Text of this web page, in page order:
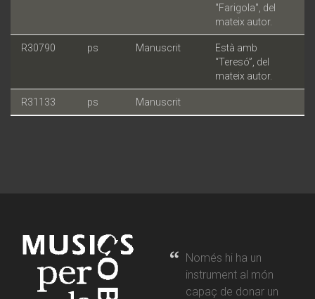
"Farigola", del
mateix autor.
R30790 ps Manuscrit
Està amb
“Teresó”, del
mateix autor.
R31133 ps Manuscrit
Només hi ha un
instrument al món
capaç de donar un